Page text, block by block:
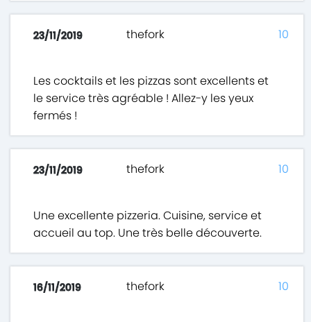
23/11/2019 thefork
Les cocktails et les pizzas sont excellents et
le service très agréable ! Allez-y les yeux
fermés !
10
23/11/2019 thefork
Une excellente pizzeria. Cuisine, service et
accueil au top. Une très belle découverte.
10
16/11/2019 thefork 10